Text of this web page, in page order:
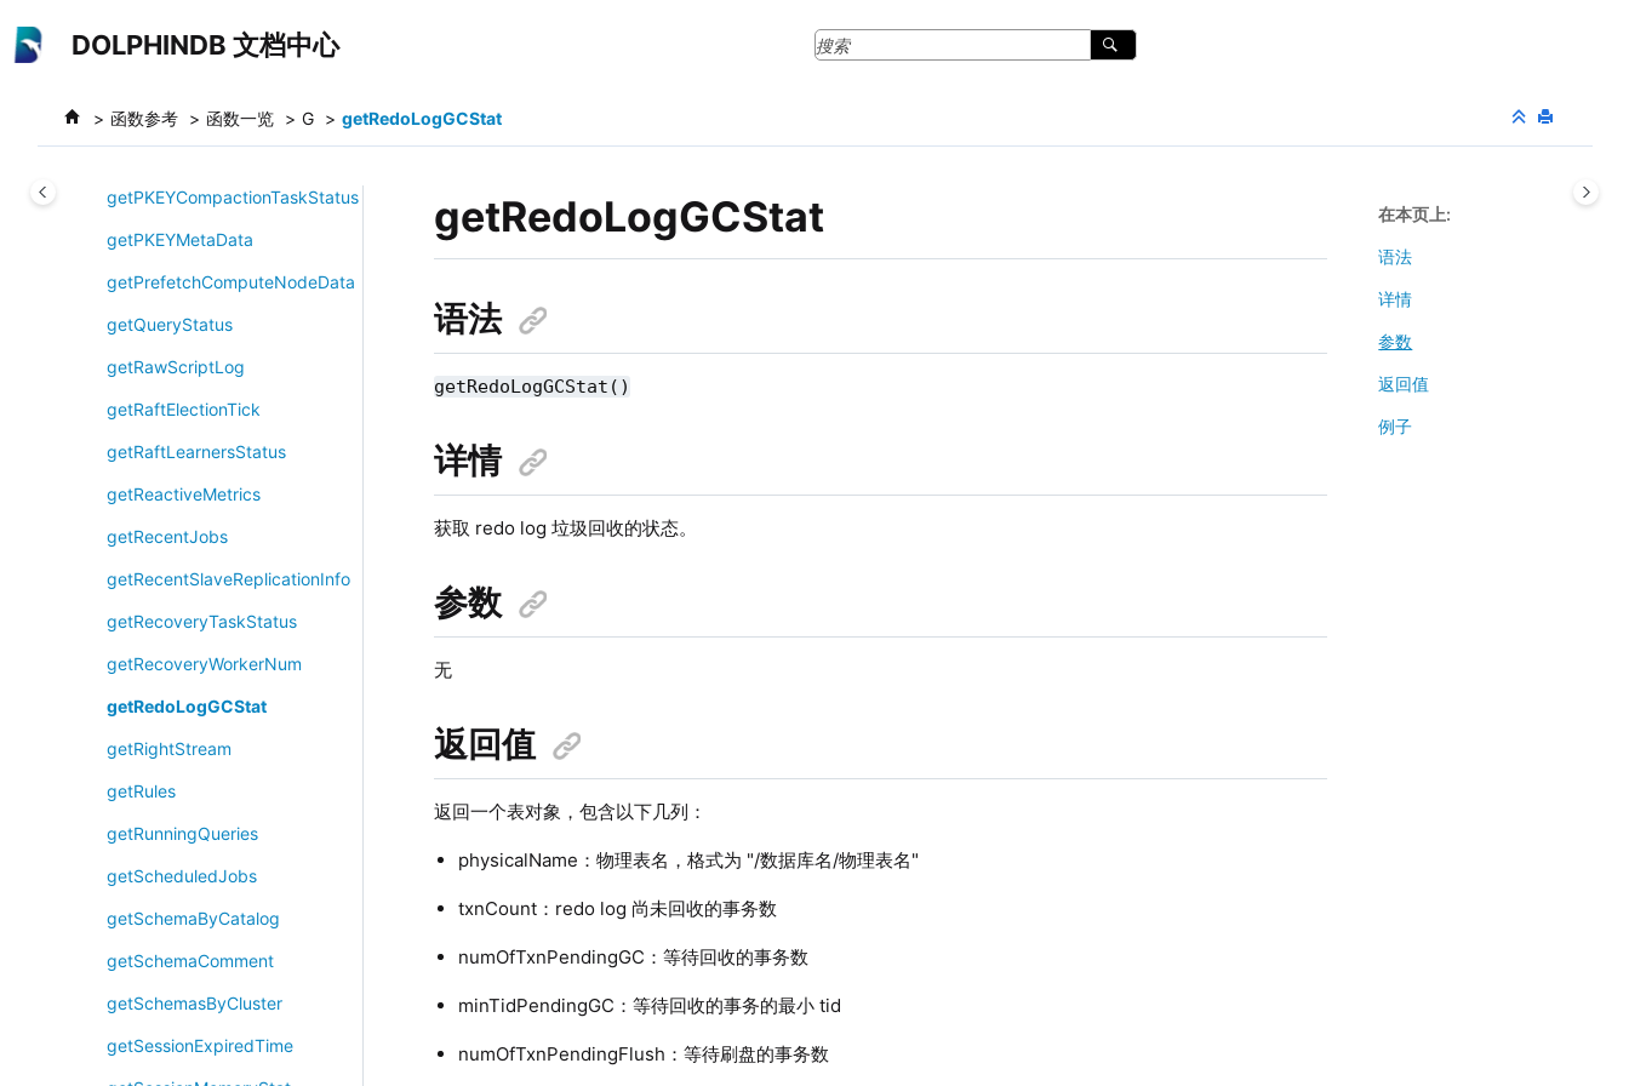
DOLPHINDB 文档中心
函数参考 函数一览 G getRedoLogGCStat
getPerf
getPKEYCompactionTaskStatus
getPKEYMetaData
getPrefetchComputeNodeData
getQueryStatus
getRawScriptLog
getRaftElectionTick
getRaftLearnersStatus
getReactiveMetrics
getRecentJobs
getRecentSlaveReplicationInfo
getRecoveryTaskStatus
getRecoveryWorkerNum
getRedoLogGCStat
getRightStream
getRules
getRunningQueries
getScheduledJobs
getSchemaByCatalog
getSchemaComment
getSchemasByCluster
getSessionExpiredTime
getRedoLogGCStat
语法
getRedoLogGCStat()
详情
获取 redo log 垃圾回收的状态。
参数
无
返回值
返回一个表对象，包含以下几列：
physicalName：物理表名，格式为 "/数据库名/物理表名"
txnCount：redo log 尚未回收的事务数
numOfTxnPendingGC：等待回收的事务数
minTidPendingGC：等待回收的事务的最小 tid
numOfTxnPendingFlush：等待刷盘的事务数
在本页上
语法
详情
参数
返回值
例子